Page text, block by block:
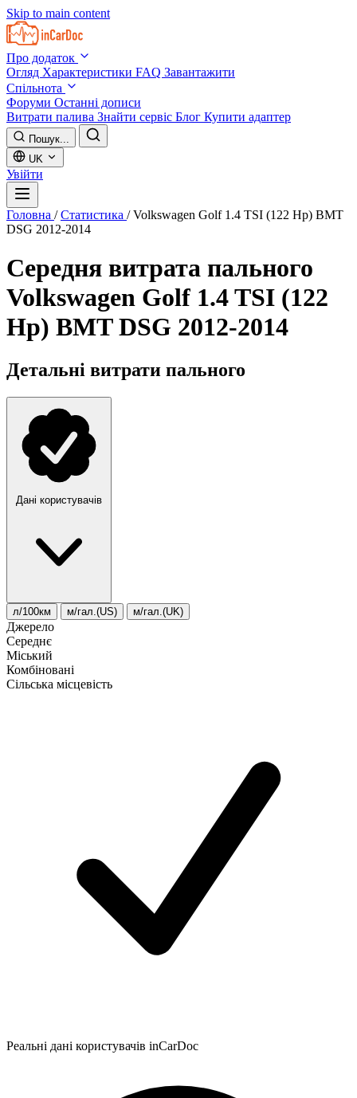
Skip to main content
Про додаток
Огляд Характеристики FAQ Завантажити
Спільнота
Форуми Останні дописи
Витрати палива Знайти сервіс Блог Купити адаптер
Пошук...
UK
Увійти
Головна / Статистика / Volkswagen Golf 1.4 TSI (122 Hp) BMT
DSG 2012-2014
Середня витрата пального
Volkswagen Golf 1.4 TSI (122
Hp) BMT DSG 2012-2014
Детальні витрати пального
Дані користувачів
л/100км м/гал.(US) м/гал.(UK)
Джерело
Середнє
Міський
Комбіновані
Сільська місцевість
Реальні дані користувачів inCarDoc